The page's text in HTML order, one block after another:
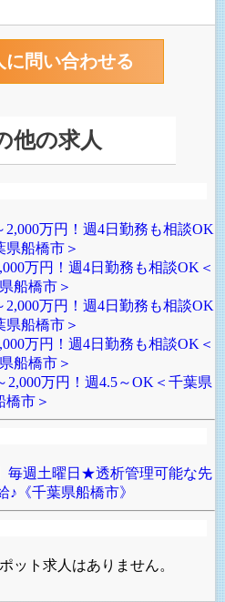
他の求人
2,000万円！週4日勤務も相談OK
県船橋市＞
万円！週4日勤務も相談OK＜
船橋市＞
2,000万円！週4日勤務も相談OK
県船橋市＞
万円！週4日勤務も相談OK＜
船橋市＞
2,000万円！週4.5～OK＜千葉県
橋市＞
毎週土曜日★透析管理可能な先
《千葉県船橋市》
ット求人はありません。